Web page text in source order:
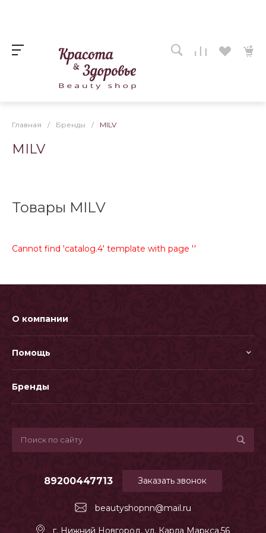
Главная / Бренды / MILV
MILV
Товары MILV
Cannot find 'catalog.4' template with page ''
О компании
Помощь
Бренды
beautyshopnn@mail.ru
89200447713
г. Нижний Новгород, ул. Карла Маркса,56
Заказать звонок